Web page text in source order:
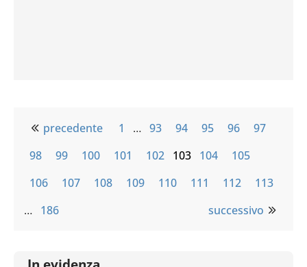
precedente 1 … 93 94 95 96
97
98
99 100 101 102 103 104
105
106
107 108 109 110 111 112
113
… 186 successivo